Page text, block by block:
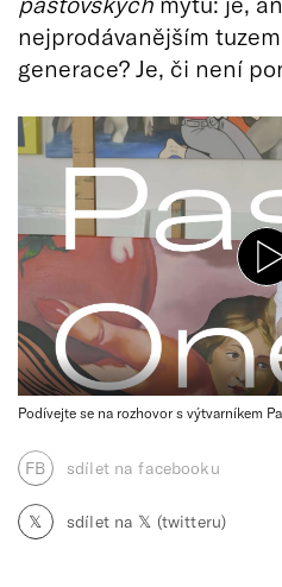
nejprodávanějším
generace? Je, či není
Podívejte se na rozhovor s výtvarníkem
FB sdílet na facebooku
𝕏 sdílet na 𝕏 (twitteru)